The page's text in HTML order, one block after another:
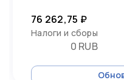
76 262,75 ₽
Налоги и сборы
0 RUB